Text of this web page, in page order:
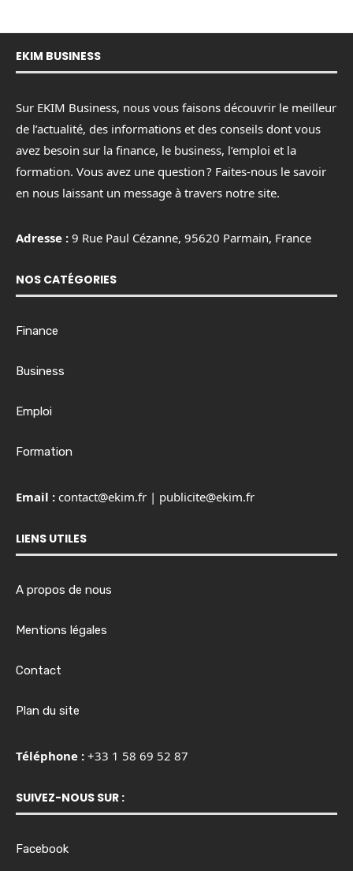
EKIM BUSINESS
Sur EKIM Business, nous vous faisons découvrir le meilleur
de l’actualité, des informations et des conseils dont vous
avez besoin sur la finance, le business, l’emploi et la
formation. Vous avez une question ? Faites-nous le savoir
en nous laissant un message à travers notre site.
Adresse : 9 Rue Paul Cézanne, 95620 Parmain, France
NOS CATÉGORIES
Finance
Business
Emploi
Formation
Email : contact@ekim.fr | publicite@ekim.fr
LIENS UTILES
A propos de nous
Mentions légales
Contact
Plan du site
Téléphone : +33 1 58 69 52 87
SUIVEZ-NOUS SUR :
Facebook